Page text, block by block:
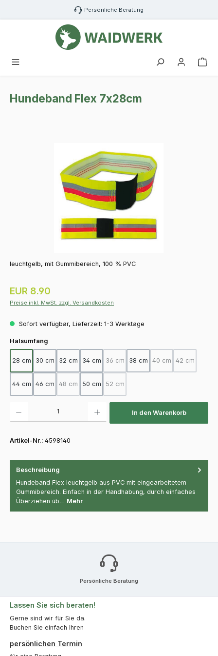
Zum Hauptinhalt springen Persönliche Beratung
Hundeband Flex 7x28cm
leuchtgelb, mit Gummibereich, 100 % PVC
Regulärer Preis:
EUR 8.90
Preise inkl. MwSt. zzgl. Versandkosten
Sofort verfügbar, Lieferzeit: 1-3 Werktage
Halsumfang
28 cm 30 cm 32 cm 34 cm 36 cm
(Diese Option ist zurzeit nicht
38 cm 40 cm
(Diese Option ist
42 cm
(Diese
44 cm 46 cm 48 cm
(Diese Option ist zurzeit nicht verfügbar.)
50 cm 52 cm
(Diese Option ist zurzeit nicht
In den Warenkorb
Artikel-Nr.: 4598140
Beschreibung
Hundeband Flex leuchtgelb aus PVC mit eingearbeitetem
Gummibereich. Einfach in der Handhabung, durch einfaches
Überziehen üb… Mehr
Persönliche Beratung
Lassen Sie sich beraten!
Gerne sind wir für Sie da.
Buchen Sie einfach Ihren
persönlichen Termin